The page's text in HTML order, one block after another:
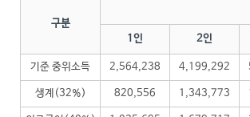
구분
1인 2인
기준 중위소득 2,564,238 4,199,292
생계(32%) 820,556 1,343,773